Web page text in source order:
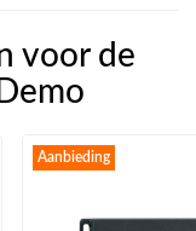
voor de
Aanbieding